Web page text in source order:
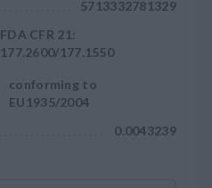
5713332781329
FDA CFR 21:
177.2600/177.1550
conforming to
EU1935/2004
0.0043239